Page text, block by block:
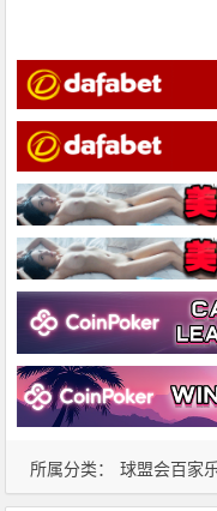
所属分类： 球盟会百家